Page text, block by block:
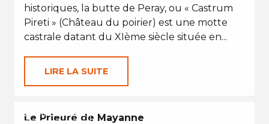
historiques, la butte de Peray, ou « Castrum
Pireti » (Château du poirier) est une motte
castrale datant du XIème siècle située en...
LIRE LA SUITE
VACANCES D'ÉTÉ
Le Prieuré de Mayanne